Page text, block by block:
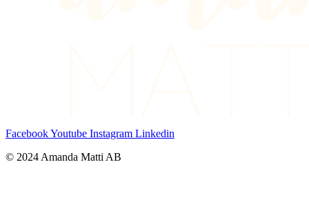
FacebookYoutube Instagram Linkedin
© 2024 Amanda Matti AB